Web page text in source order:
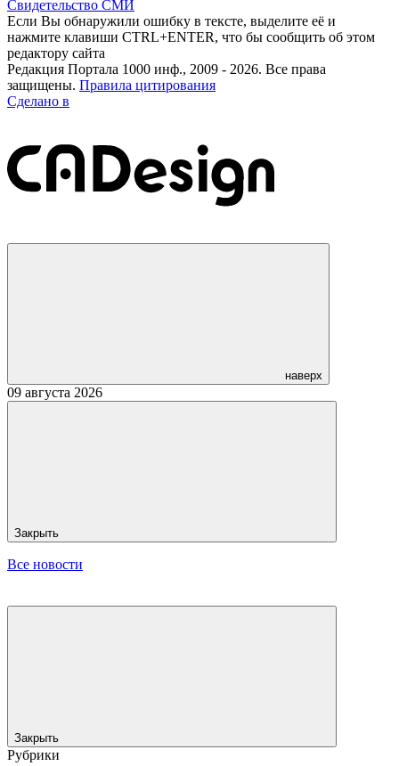
Свидетельство СМИ
Если Вы обнаружили ошибку в тексте, выделите её и
нажмите клавиши CTRL+ENTER, что бы сообщить об этом
редактору сайта
Редакция Портала 1000 инф., 2009 - 2026. Все права
защищены. Правила цитирования
Сделано в
наверх
09 августа 2026
Закрыть
Все новости
Закрыть
Рубрики